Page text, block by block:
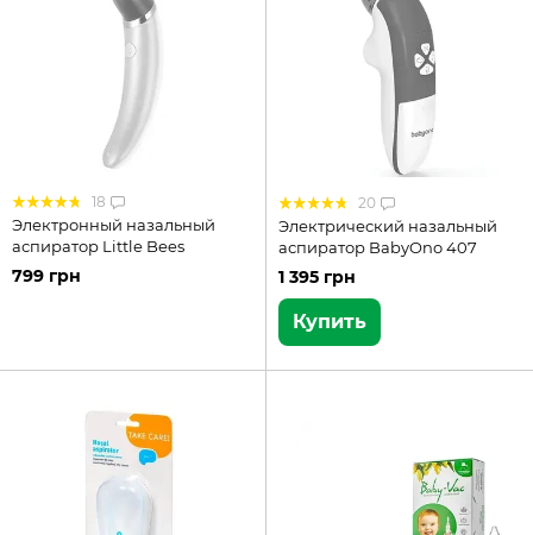
18
Электронный назальный
аспиратор Little Bees
799 грн
20
Электрический назальный
аспиратор BabyOno 407
1 395 грн
Купить